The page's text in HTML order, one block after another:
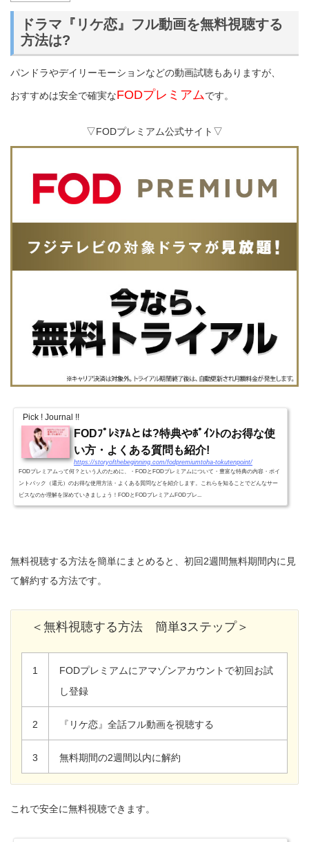
ドラマ『リケ恋』フル動画を無料視聴する
方法は?
パンドラやデイリーモーションなどの動画試聴もありますが、
おすすめは安全で確実なFODプレミアムです。
▽FODプレミアム公式サイト▽
Pick ! Journal !!
FODﾌﾟﾚﾐｱﾑとは?特典やﾎﾟｲﾝﾄのお得な使
い方・よくある質問も紹介!
https://storyofthebeginning.com/fodpremiumtoha-tokutenpoint/
FODプレミアムって何？という人のために、・FODとFODプレミアムについて・豊富な特典の内容・ポイ
ントバック（還元）のお得な使用方法・よくある質問などを紹介します。これらを知ることでどんなサー
ビスなのか理解を深めていきましょう！FODとFODプレミアムFODプレ...
無料視聴する方法を簡単にまとめると、初回2週間無料期間内に見
て解約する方法です。
＜無料視聴する方法 簡単3ステップ＞
1
FODプレミアムにアマゾンアカウントで初回お試
し登録
2 『リケ恋』全話フル動画を視聴する
3 無料期間の2週間以内に解約
これで安全に無料視聴できます。